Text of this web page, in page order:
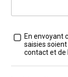
Traitement des
En envoyant
saisies
contact et de